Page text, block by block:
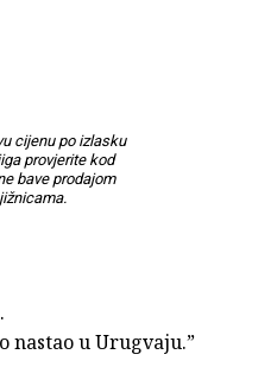
cijenu po izlasku
provjerite kod
bave prodajom
nastao u Urugvaju.”